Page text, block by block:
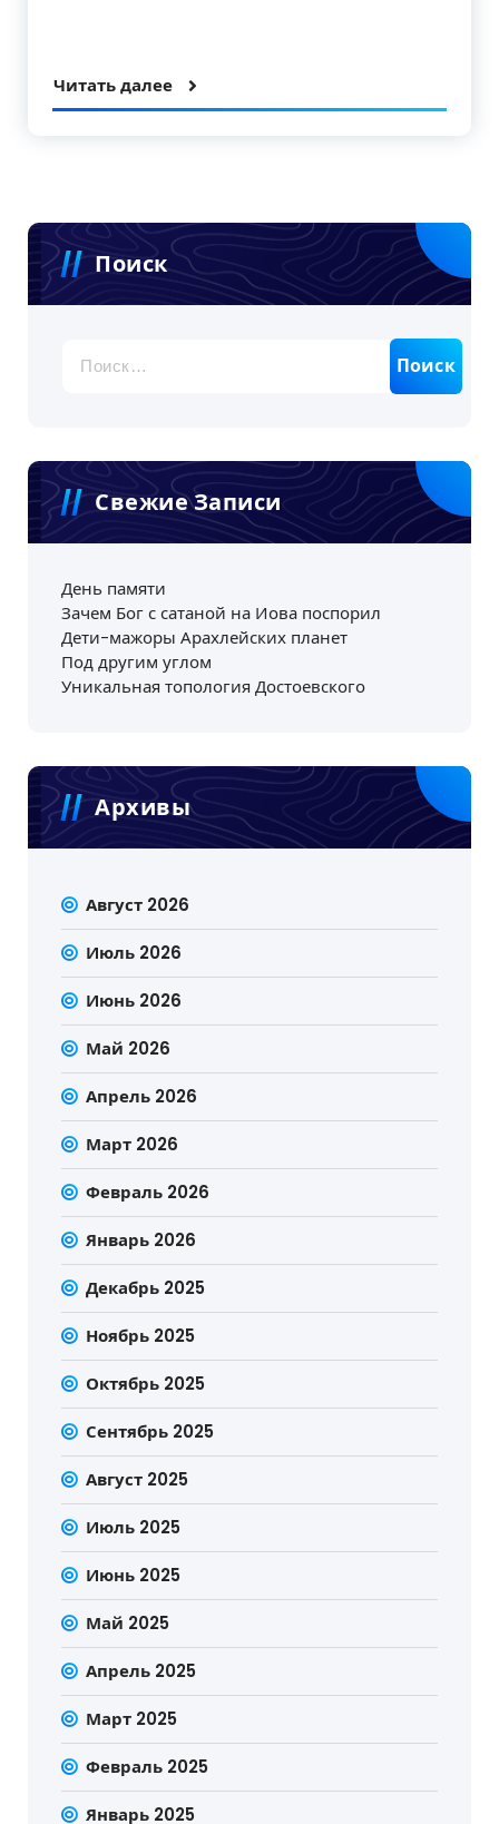
Читать далее
Поиск
Свежие Записи
День памяти
Зачем Бог с сатаной на Иова поспорил
Дети-мажоры Арахлейских планет
Под другим углом
Уникальная топология Достоевского
Архивы
Август 2026
Июль 2026
Июнь 2026
Май 2026
Апрель 2026
Март 2026
Февраль 2026
Январь 2026
Декабрь 2025
Ноябрь 2025
Октябрь 2025
Сентябрь 2025
Август 2025
Июль 2025
Июнь 2025
Май 2025
Апрель 2025
Март 2025
Февраль 2025
Январь 2025